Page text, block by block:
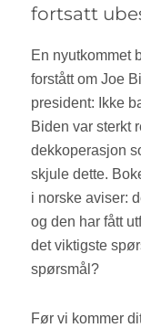
fortsatt
En nyutkommet
forstått om Joe
president: Ikke
Biden var sterkt
dekkoperasjon
skjule dette.
i norske aviser:
og den har fått
det viktigste
spørsmål?
Før vi kommer